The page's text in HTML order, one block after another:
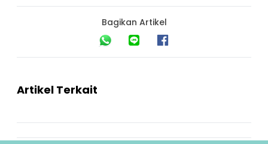
Bagikan Artikel
Artikel Terkait